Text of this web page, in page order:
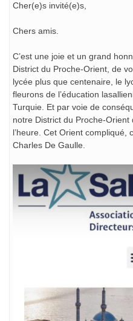
Cher(e)s invité(e)s,
Chers amis.
C’est une joie et un grand
District du Proche-Orient, de
lycée plus que centenaire, le
fleurons de l’éducation
Turquie. Et par voie de
notre District du Proche-Orient
l’heure. Cet Orient compliqué,
Charles De Gaulle.